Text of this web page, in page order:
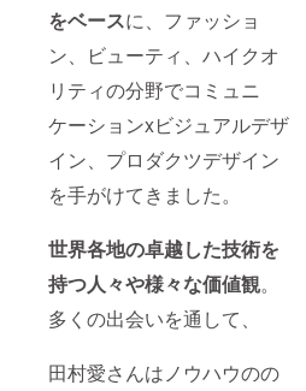
をベースに、ファッショ
ン、ビューティ、ハイクオ
リティの分野でコミュニ
ケーションxビジュアルデザ
イン、プロダクツデザイン
を手がけてきました。
世界各地の卓越した技術を
持つ人々や様々な価値観。
多くの出会いを通して、
田村愛さんはノウハウのの